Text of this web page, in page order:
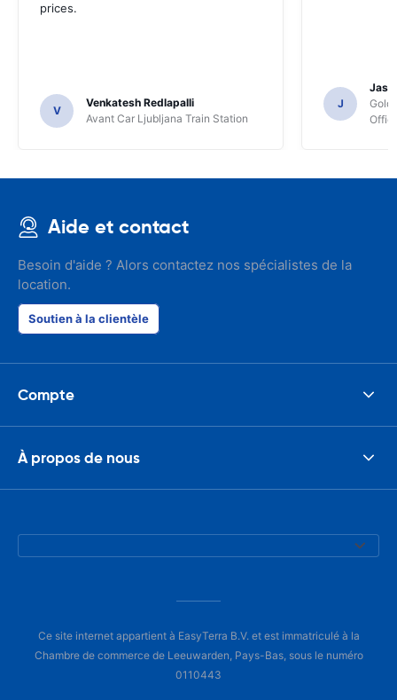
prices.
V
Venkatesh Redlapalli
Avant Car Ljubljana Train Station
J
Aide et contact
Besoin d'aide ? Alors contactez nos spécialistes de la
location.
Soutien à la clientèle
Compte
À propos de nous
Ce site internet appartient à EasyTerra B.V. et est immatriculé à la
Chambre de commerce de Leeuwarden, Pays-Bas, sous le numéro
0110443